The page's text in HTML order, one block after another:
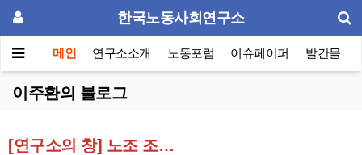
한국노동사회연구소
메인 연구소소개 노동포럼 이슈페이퍼 발간물
이주환의 블로그
[연구소의 창] 노조 조직화 초동주체의 '성장'에 관한 단상